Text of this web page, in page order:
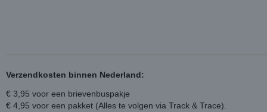
Verzendkosten binnen Nederland:
€ 3,95 voor een brievenbuspakje
€ 4,95 voor een pakket (Alles te volgen via Track & Trace).